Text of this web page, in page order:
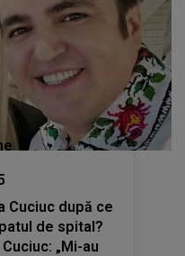
Cuciuc după ce
de spital?
„Mi-au